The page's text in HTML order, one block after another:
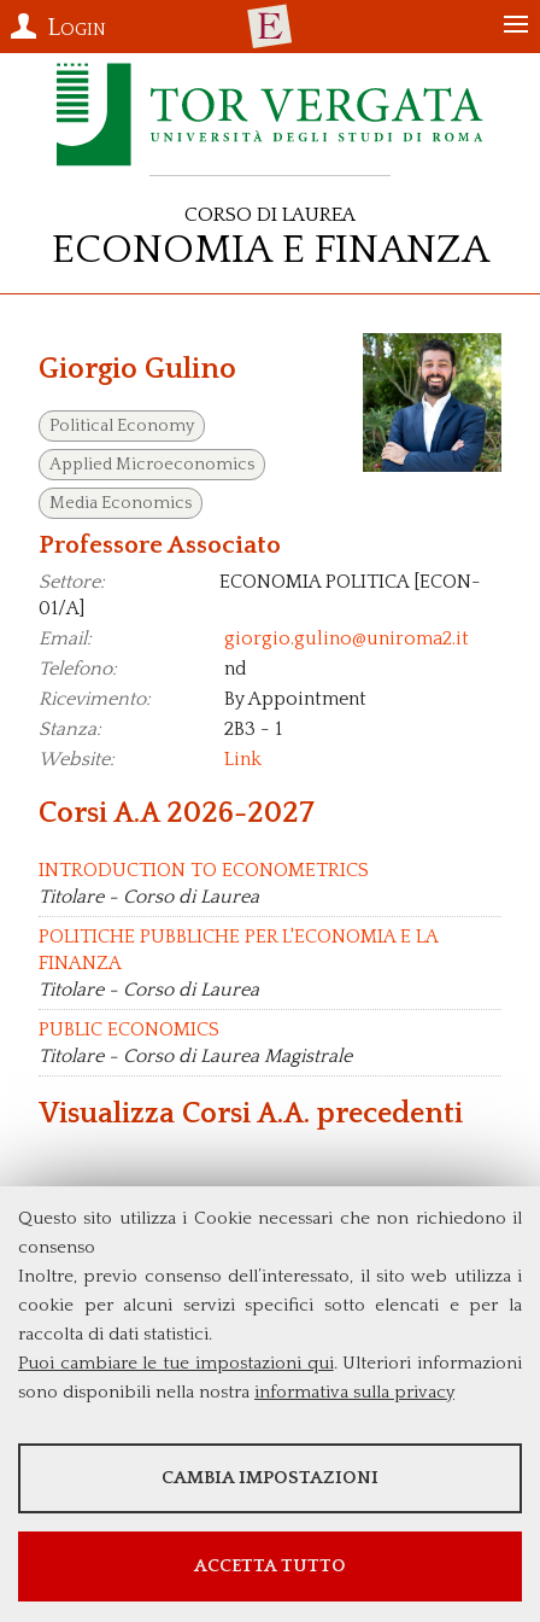
Questo sito utilizza i Cookie necessari che non richiedono il
consenso
Inoltre, previo consenso dell’interessato, il sito web utilizza i
cookie per alcuni servizi specifici sotto elencati e per la
raccolta di dati statistici.
Puoi cambiare le tue impostazioni qui. Ulteriori informazioni
sono disponibili nella nostra informativa sulla privacy
STATISTICHE
Mostra maggiori informazioni
Googl
SERVIZI FACOLTATVI
Questi cookie vengono utilizzati per abilitare servizi di terze parti
che prevedono profilazione. Sono indispensabili per poter
Faceb
Cookie di funzionamento che consentono servizi e funzioni
CAMBIA IMPOSTAZIONI
ACCETTA TUTTO
Login
Corso di Laurea
Economia e Finanza
Giorgio Gulino
Political Economy
Applied Microeconomics
Media Economics
Professore Associato
Settore:
ECONOMIA POLITICA [ECON-
01/A]
Email:
giorgio.gulino@uniroma2.it
Telefono:
nd
Ricevimento:
By Appointment
Stanza:
2B3 - 1
Website:
Link
Corsi A.A 2026-2027
INTRODUCTION TO ECONOMETRICS
Titolare - Corso di Laurea
POLITICHE PUBBLICHE PER L'ECONOMIA E LA
FINANZA
Titolare - Corso di Laurea
PUBLIC ECONOMICS
Titolare - Corso di Laurea Magistrale
Visualizza Corsi A.A. precedenti
Università degli Studi di Roma Tor Vergata
Via Columbia, 2
00133 Roma (Italia)
Tel. +39 06 7259 5715
triennio@clef.uniroma2.it